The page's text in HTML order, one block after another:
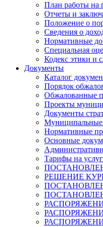
План работы на
Отчеты и
Положение о
Сведения о
Нормативные
Специальная
Кодекс этики и
Документы
Каталог
Порядок
Обжалованные
Проекты
Документы
Нормативные
Основные
Тарифы на
РЕШЕНИЕ